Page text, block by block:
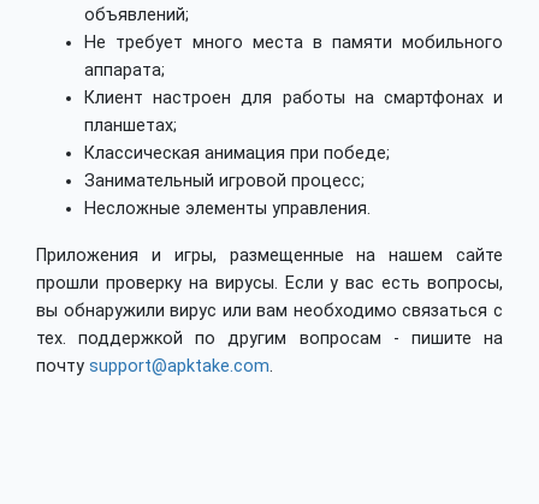
объявлений;
Не требует много места в памяти мобильного
аппарата;
Клиент настроен для работы на смартфонах и
планшетах;
Классическая анимация при победе;
Занимательный игровой процесс;
Несложные элементы управления.
Приложения и игры, размещенные на нашем сайте
прошли проверку на вирусы. Если у вас есть вопросы,
вы обнаружили вирус или вам необходимо связаться с
тех. поддержкой по другим вопросам - пишите на
почту support@apktake.com.